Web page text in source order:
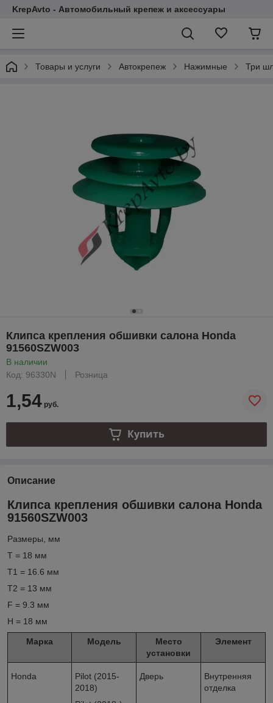
KrepAvto - Автомобильный крепеж и аксессуары
Товары и услуги Автокрепеж Нажимные Три
Клипса крепления обшивки салона Honda
91560SZW003
В наличии
Код: 96330N
Розница
1,54 руб.
Купить
Описание
Клипса крепления обшивки салона Honda
91560SZW003
Размеры, мм
T = 18 мм
T1 = 16.6 мм
T2 = 13 мм
F = 9.3 мм
H = 18 мм
Марка Модель
Место
установки
Элемент
Honda
Pilot (2015-
2018)
Дверь
Внутренняя
отделка